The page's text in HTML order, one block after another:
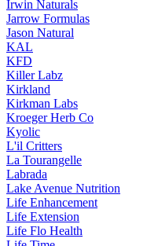
Irwin Naturals
Jarrow Formulas
Jason Natural
KAL
KFD
Killer Labz
Kirkland
Kirkman Labs
Kroeger Herb Co
Kyolic
L'il Critters
La Tourangelle
Labrada
Lake Avenue Nutrition
Life Enhancement
Life Extension
Life Flo Health